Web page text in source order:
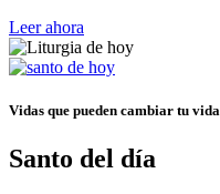
Leer ahora
Vidas que pueden cambiar tu vida
Santo del día